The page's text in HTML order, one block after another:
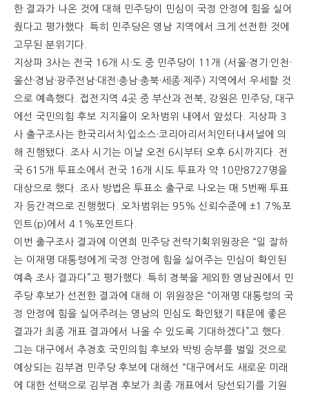
한 결과가 나온 것에 대해 민주당이 민심이 국정 안정에 힘을 실어
줬다고 평가했다. 특히 민주당은 영남 지역에서 크게 선전한 것에
고무된 분위기다.
지상파 3사는 전국 16개 시·도 중 민주당이 11개 (서울·경기·인천·
울산·경남·광주전남·대전·충남·충북·세종·제주) 지역에서 우세할 것
으로 예측했다. 접전지역 4곳 중 부산과 전북, 강원은 민주당, 대구
에선 국민의힘 후보 지지율이 오차범위 내에서 앞섰다. 지상파 3
사 출구조사는 한국리서치·입소스·코리아리서치인터내셔널에 의
해 진행됐다. 조사 시기는 이날 오전 6시부터 오후 6시까지다. 전
국 615개 투표소에서 전국 16개 시도 투표자 약 10만8727명을
대상으로 했다. 조사 방법은 투표소 출구로 나오는 매 5번째 투표
자 등간격으로 진행했다. 오차범위는 95% 신뢰수준에 ±1.7%포
인트(p)에서 4.1%포인트다.
이번 출구조사 결과에 이연희 민주당 전략기획위원장은 “일 잘하
는 이재명 대통령에게 국정 안정에 힘을 실어주는 민심이 확인된
예측 조사 결과다”고 평가했다. 특히 경북을 제외한 영남권에서 민
주당 후보가 선전한 결과에 대해 이 위원장은 “이재명 대통령의 국
정 안정에 힘을 실어주려는 영남의 민심도 확인됐기 때문에 좋은
결과가 최종 개표 결과에서 나올 수 있도록 기대하겠다”고 했다.
그는 대구에서 추경호 국민의힘 후보와 박빙 승부를 벌일 것으로
예상되는 김부겸 민주당 후보에 대해선 “대구에서도 새로운 미래
에 대한 선택으로 김부겸 후보가 최종 개표에서 당선되기를 기원